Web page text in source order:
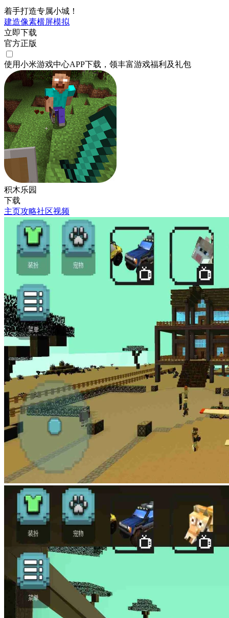
着手打造专属小城！
建造像素横屏模拟
立即下载
官方正版
使用小米游戏中心APP下载 ，领丰富游戏福利 及礼包
积木乐园
下载
主页攻略社区视频